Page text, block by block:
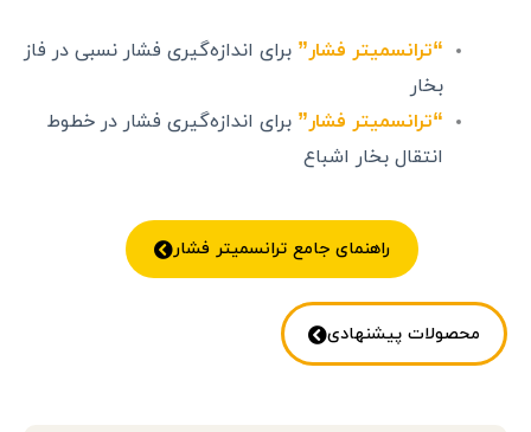
“ترانسمیتر فشار” برای اندازه‌گیری فشار نسبی در فاز
بخار
“ترانسمیتر فشار” برای اندازه‌گیری فشار در خطوط
انتقال بخار اشباع
راهنمای جامع ترانسمیتر فشار
محصولات پیشنهادی